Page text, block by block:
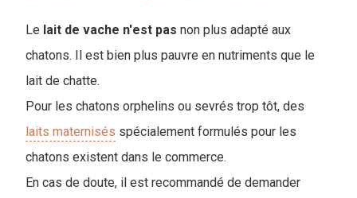
Le lait de vache n'est pas non plus adapté aux
chatons. Il est bien plus pauvre en nutriments que le
lait de chatte.
Pour les chatons orphelins ou sevrés trop tôt, des
laits maternisés spécialement formulés pour les
chatons existent dans le commerce.
En cas de doute, il est recommandé de demander